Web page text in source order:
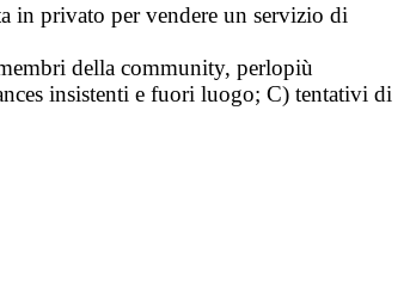
in privato per vendere un servizio di
della community, perlopiù
insistenti e fuori luogo; C) tentativi di